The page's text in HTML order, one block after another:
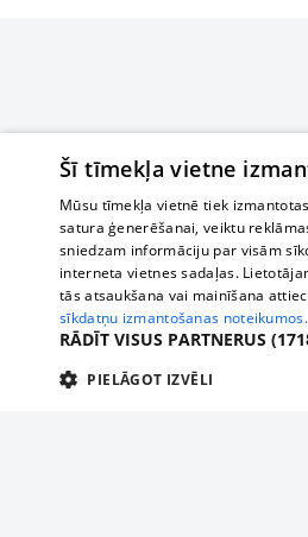
Šī tīmekļa vietne
Mūsu tīmekļa vietnē tiek
satura ģenerēšanai, veiktu
sniedzam informāciju par visām
interneta vietnes sadaļas.
tās atsaukšana vai mainīšana
sīkdatņu izmantošanas noteikumos.
RĀDĪT VISUS PARTNERUS
PIELĀGOT IZVĒLI